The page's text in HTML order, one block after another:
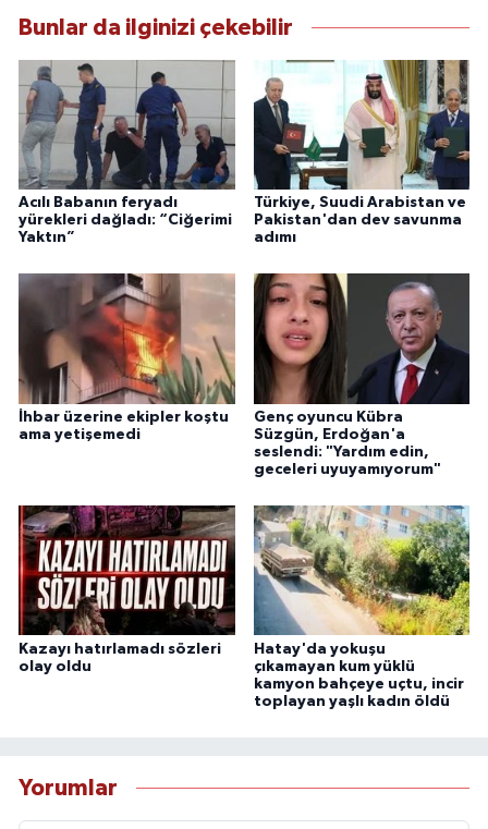
Bunlar da ilginizi çekebilir
Acılı Babanın feryadı
yürekleri dağladı: “Ciğerimi
Yaktın”
Türkiye, Suudi Arabistan ve
Pakistan'dan dev savunma
adımı
İhbar üzerine ekipler koştu
ama yetişemedi
Genç oyuncu Kübra
Süzgün, Erdoğan'a
seslendi: "Yardım edin,
geceleri uyuyamıyorum"
Kazayı hatırlamadı sözleri
olay oldu
Hatay'da yokuşu
çıkamayan kum yüklü
kamyon bahçeye uçtu, incir
toplayan yaşlı kadın öldü
Yorumlar